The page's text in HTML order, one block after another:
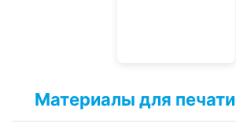
Материалы для